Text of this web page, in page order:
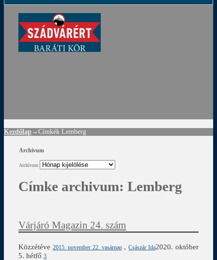
Kezdőlap →Címkék Lemberg
Archívum
Archívum
Címke archivum:Lemberg
Várjáró Magazin 24. szám
Közzétéve2015. november 22. vasárnap ,Császár Ida2020. október
5. hétfő 3